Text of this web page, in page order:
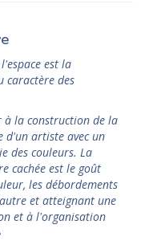
est la
caractère des
à la construction de la
d'un artiste avec un
des couleurs. La
cachée est le goût
les débordements
et atteignant une
et à l'organisation